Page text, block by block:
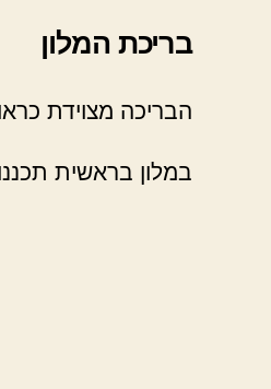
בריכת המלון
הבריכה מצוידת
במלון בראשית